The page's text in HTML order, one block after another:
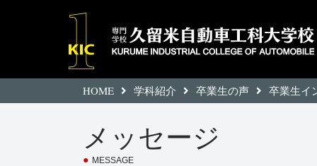
HOME 学科紹介 卒業生の声 卒業生イ
メッセージ
● MESSAGE